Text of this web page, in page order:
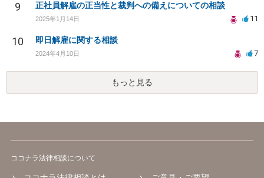
9 正社員解雇の正当性と裁判への備えについての相談
2025年1月14日 11
10 即日解雇に関する相談
2024年4月10日 7
もっと見る
ココナラ法律相談について